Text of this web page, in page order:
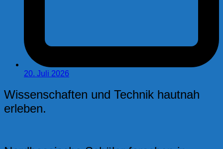
20. Juli 2026
Wissenschaften und Technik hautnah
erleben.